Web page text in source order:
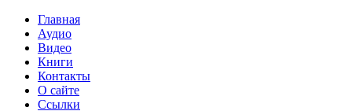
Главная
Аудио
Видео
Книги
Контакты
О сайте
Ссылки